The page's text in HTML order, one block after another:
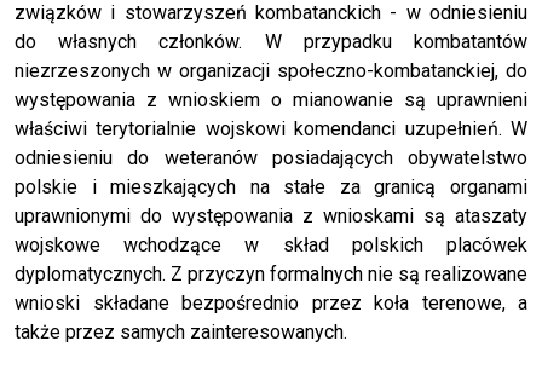
związków i stowarzyszeń kombatanckich - w odniesieniu
do własnych członków. W przypadku kombatantów
niezrzeszonych w organizacji społeczno-kombatanckiej, do
występowania z wnioskiem o mianowanie są uprawnieni
właściwi terytorialnie wojskowi komendanci uzupełnień. W
odniesieniu do weteranów posiadających obywatelstwo
polskie i mieszkających na stałe za granicą organami
uprawnionymi do występowania z wnioskami są ataszaty
wojskowe wchodzące w skład polskich placówek
dyplomatycznych. Z przyczyn formalnych nie są realizowane
wnioski składane bezpośrednio przez koła terenowe, a
także przez samych zainteresowanych.